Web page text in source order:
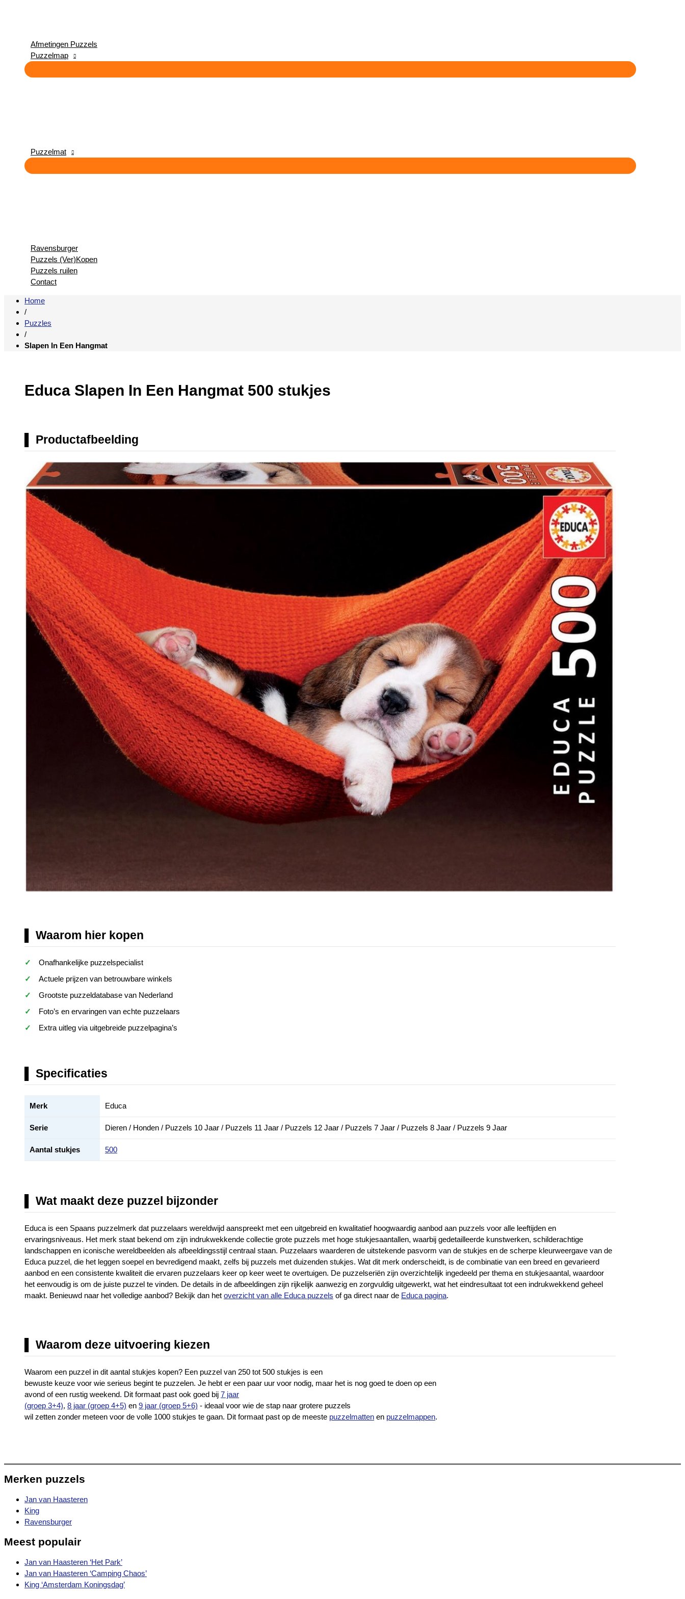
Afmetingen Puzzels
Puzzelmap
Puzzelmat
Ravensburger
Puzzels (Ver)Kopen
Puzzels ruilen
Contact
Home
/
Puzzles
/
Slapen In Een Hangmat
Educa Slapen In Een Hangmat 500 stukjes
Productafbeelding
Waarom hier kopen
Onafhankelijke puzzelspecialist
Actuele prijzen van betrouwbare winkels
Grootste puzzeldatabase van Nederland
Foto’s en ervaringen van echte puzzelaars
Extra uitleg via uitgebreide puzzelpagina’s
Specificaties
Merk Educa
Serie Dieren / Honden / Puzzels 10 Jaar / Puzzels 11 Jaar / Puzzels 12 Jaar / Puzzels 7 Jaar / Puzzels 8 Jaar / Puzzels 9 Jaar
Aantal stukjes 500
Wat maakt deze puzzel bijzonder
Educa is een Spaans puzzelmerk dat puzzelaars wereldwijd aanspreekt met een uitgebreid en kwalitatief hoogwaardig aanbod aan puzzels voor alle leeftijden en
ervaringsniveaus. Het merk staat bekend om zijn indrukwekkende collectie grote puzzels met hoge stukjesaantallen, waarbij gedetailleerde kunstwerken, schilderachtige
landschappen en iconische wereldbeelden als afbeeldingsstijl centraal staan. Puzzelaars waarderen de uitstekende pasvorm van de stukjes en de scherpe kleurweergave van de
Educa puzzel, die het leggen soepel en bevredigend maakt, zelfs bij puzzels met duizenden stukjes. Wat dit merk onderscheidt, is de combinatie van een breed en gevarieerd
aanbod en een consistente kwaliteit die ervaren puzzelaars keer op keer weet te overtuigen. De puzzelseriën zijn overzichtelijk ingedeeld per thema en stukjesaantal, waardoor
het eenvoudig is om de juiste puzzel te vinden. De details in de afbeeldingen zijn rijkelijk aanwezig en zorgvuldig uitgewerkt, wat het eindresultaat tot een indrukwekkend geheel
maakt. Benieuwd naar het volledige aanbod? Bekijk dan het overzicht van alle Educa puzzels of ga direct naar de Educa pagina.
Waarom deze uitvoering kiezen
Waarom een puzzel in dit aantal stukjes kopen? Een puzzel van 250 tot 500 stukjes is een
bewuste keuze voor wie serieus begint te puzzelen. Je hebt er een paar uur voor nodig, maar het is nog goed te doen op een
avond of een rustig weekend. Dit formaat past ook goed bij 7 jaar
(groep 3+4), 8 jaar (groep 4+5) en 9 jaar (groep 5+6) - ideaal voor wie de stap naar grotere puzzels
wil zetten zonder meteen voor de volle 1000 stukjes te gaan. Dit formaat past op de meeste puzzelmatten en puzzelmappen.
Merken puzzels
Jan van Haasteren
King
Ravensburger
Meest populair
Jan van Haasteren ‘Het Park’
Jan van Haasteren ‘Camping Chaos’
King ‘Amsterdam Koningsdag’